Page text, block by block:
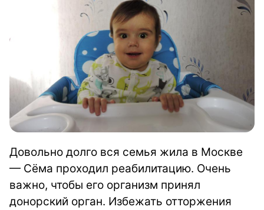
Довольно долго вся семья жила в Москве
— Сёма проходил реабилитацию. Очень
важно, чтобы его организм принял
донорский орган. Избежать отторжения